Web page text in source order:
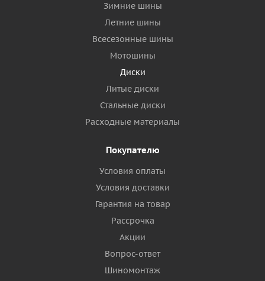
Зимние шины
Летние шины
Всесезонные шины
Мотошины
Диски
Литые диски
Стальные диски
Расходные материалы
Покупателю
Условия оплаты
Условия доставки
Гарантия на товар
Рассрочка
Акции
Вопрос-ответ
Шиномонтаж